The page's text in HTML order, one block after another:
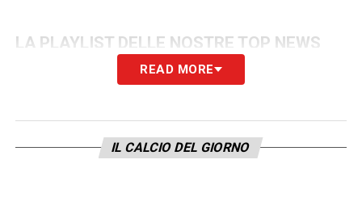
LA PLAYLIST DELLE NOSTRE TOP NEWS
READ MORE
IL CALCIO DEL GIORNO